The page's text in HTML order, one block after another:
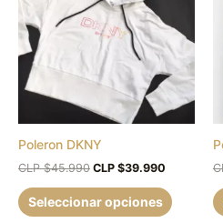
Poleron DKNY
CLP $45.990
CLP
$45.990.
CLP $39.990
$39.990.
Seleccionar opciones
variantes.
Las
opciones
se
pueden
página